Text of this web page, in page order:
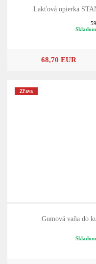
Lakťová opierka
68,70 EUR
Zľava
Gumová vaňa do